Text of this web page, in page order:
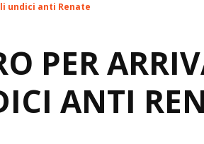
undici anti Renate
PER
ANTI